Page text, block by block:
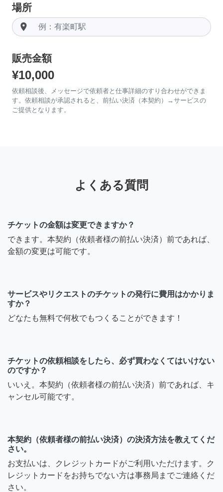
場所
room
販売金額
¥10,000
依頼相談後、メッセージで依頼者と仕事詳細のすり合わせができま
す。依頼相談が承認されると、前払い決済（本契約）→サービスの
ご提供となります。
よくある質問
チケットの金額は変更できますか？
できます。本契約（依頼者様の前払い決済）前であれば、
金額の変更は可能です。
サービスやリクエストのチケットの発行に費用はかかりま
すか？
どなたも無料で何枚でもつくることができます！
チケットの依頼相談をしたら、必ず買わなくてはいけない
のですか？
いいえ。本契約（依頼者様の前払い決済）前であれば、キ
ャンセル可能です。
本契約（依頼者様の前払い決済）の決済方法を教えてくだ
さい。
お支払いは、クレジットカードがご利用いただけます。ク
レジットカードをお持ちでない方は事務局までご連絡くだ
さい。